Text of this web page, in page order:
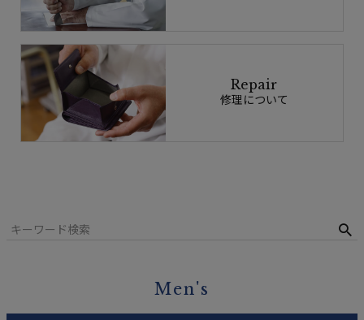
Men's
Repair
修理について